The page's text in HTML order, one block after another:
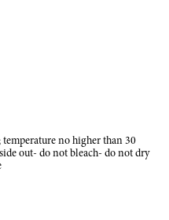
no higher than 30
out- do not bleach- do not dry